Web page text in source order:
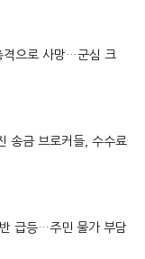
격으로 사망…군심 크
송금 브로커들, 수수료
급등…주민 물가 부담